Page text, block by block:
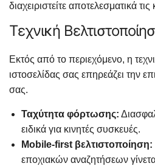
διαχειριστείτε αποτελεσματικά
Τεχνική
Εκτός από το περιεχόμενο, η
ιστοσελίδας σας επηρεάζει την
σας.
Ταχύτητα φόρτωσης:
ειδικά για κινητές συσκευές.
Mobile-first βελτιστοποίηση:
εποχιακών αναζητήσεων